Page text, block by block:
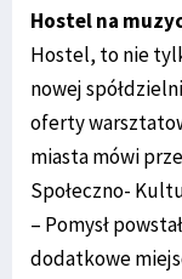
Hostel na
Hostel, to nie
nowej
oferty
miasta mówi
Społeczno-
– Pomysł
dodatkowe